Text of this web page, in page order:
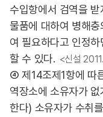
수입항에서 검역을
물품에 대하여 병해
여 필요하다고 인정
할 수 있다. <신설
④ 제14조제1항에 따
역장소에 소유자가
한다) 소유자가 수취